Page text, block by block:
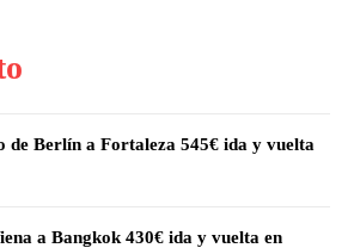
de Berlín a Fortaleza 545€ ida y vuelta
a Bangkok 430€ ida y vuelta en